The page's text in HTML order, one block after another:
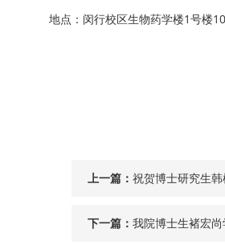
地点：闵行校区生物药学楼1号楼
上一篇： 祝贺博士研究生
下一篇： 我院博士生褚宏